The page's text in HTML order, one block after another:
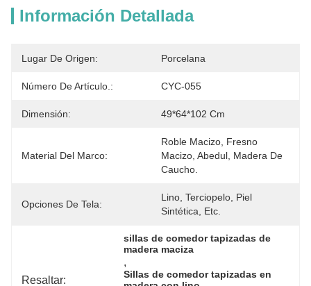
Información Detallada
Lugar De Origen: Porcelana
Número De Artículo.: CYC-055
Dimensión: 49*64*102 Cm
Material Del Marco:
Roble Macizo, Fresno
Macizo, Abedul, Madera De
Caucho.
Opciones De Tela:
Lino, Terciopelo, Piel
Sintética, Etc.
Resaltar:
sillas de comedor tapizadas de
madera maciza
,
Sillas de comedor tapizadas en